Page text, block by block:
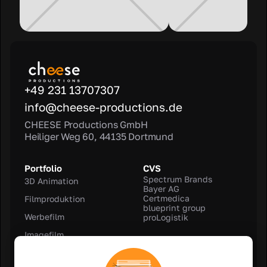
+49 231 13707307
info@cheese-productions.de
CHEESE Productions GmbH
Heiliger Weg 60, 44135 Dortmund
Portfolio
3D Animation
Filmproduktion
Werbefilm
Imagefilm
CVS
Spectrum Brands
Bayer AG
Certmedica
blueprint group
proLogistik
Rechtliches
Impressum